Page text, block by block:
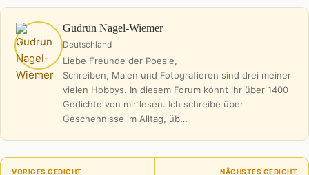
Gudrun Nagel-Wiemer
Deutschland
Liebe Freunde der Poesie,
Schreiben, Malen und Fotografieren sind drei meiner
vielen Hobbys. In diesem Forum könnt ihr über 1400
Gedichte von mir lesen. Ich schreibe über
Geschehnisse im Alltag, üb…
VORIGES GEDICHT NÄCHSTES GEDICHT